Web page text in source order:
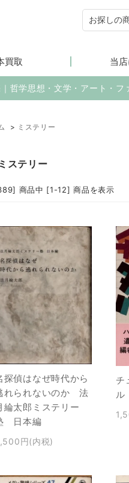
買取 当
哲学思想・文学・アート・フ
> ミステリー
ミステリー
商品中 [1-12] 商品を表示
探偵はなぜ時代から
れられないのか 法
綸太郎ミステリー
日本編
円(内税)
チ
ル